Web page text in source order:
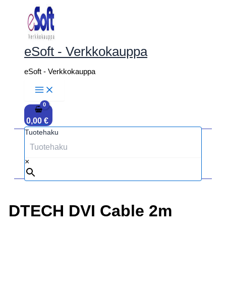
sisältöön
eSoft - Verkkokauppa
eSoft - Verkkokauppa
0,00 €
Tuotehaku
×
DTECH DVI Cable 2m